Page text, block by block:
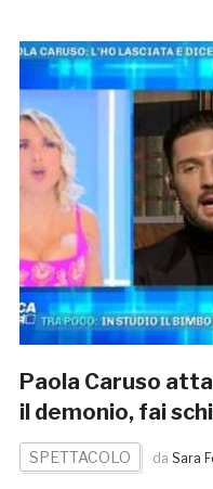
Paola Caruso
il demonio, fai
SPETTACOLO da Sara